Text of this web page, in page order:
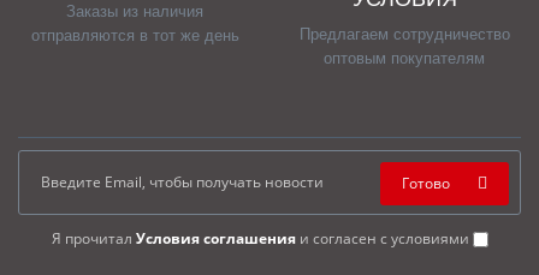
Заказы из наличия
отправляются в тот же день
Предлагаем сотрудничество
оптовым покупателям
Я прочитал Условия соглашенияи согласен с условиями
Готово